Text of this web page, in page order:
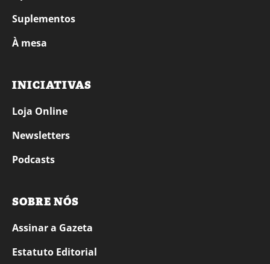
Suplementos
À mesa
INICIATIVAS
Loja Online
Newsletters
Podcasts
SOBRE NÓS
Assinar a Gazeta
Estatuto Editorial